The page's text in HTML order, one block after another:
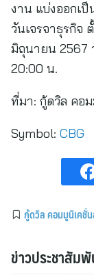
งาน แบ่งออกเ
วันเจรจาธุรกิจ
มิถุนายน 2567
20:00 น.
ที่มา: กู้ดวิล คอ
Symbol: CBG
กู้ดวิล คอมมูนิเคชั่
ข่าวประชาสัม